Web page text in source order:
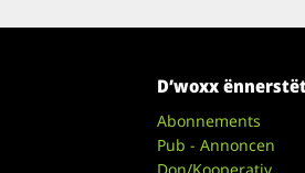
D’woxx
Abonnements
Pub - Annoncen